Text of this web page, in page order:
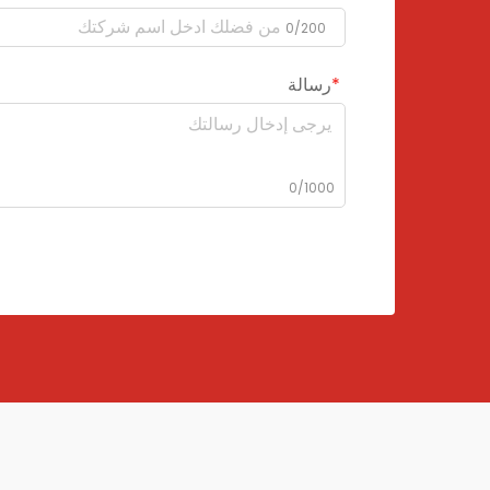
0/200
رسالة
0/1000